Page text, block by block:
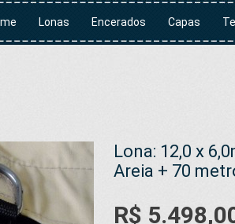
Lonas Encerados Capas
Lona: 12,0 x
Areia + 70
R$